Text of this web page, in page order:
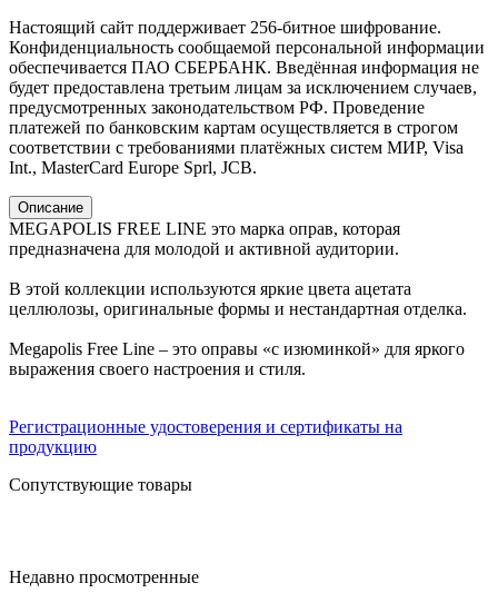
Настоящий сайт поддерживает 256-битное шифрование.
Конфиденциальность сообщаемой персональной информации
обеспечивается ПАО СБЕРБАНК. Введённая информация не
будет предоставлена третьим лицам за исключением случаев,
предусмотренных законодательством РФ. Проведение
платежей по банковским картам осуществляется в строгом
соответствии с требованиями платёжных систем МИР, Visa
Int., MasterCard Europe Sprl, JCB.
Описание
MEGAPOLIS FREE LINE это марка оправ, которая
предназначена для молодой и активной аудитории.
В этой коллекции используются яркие цвета ацетата
целлюлозы, оригинальные формы и нестандартная отделка.
Megapolis Free Line – это оправы «с изюминкой» для яркого
выражения своего настроения и стиля.
Регистрационные удостоверения и сертификаты на
продукцию
Сопутствующие товары
Недавно просмотренные